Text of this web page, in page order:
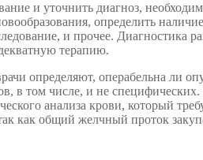
и уточнить диагноз,
определить
и прочее.
терапию.
определяют, операбельна ли
в том числе, и не
анализа крови, который
как общий желчный проток